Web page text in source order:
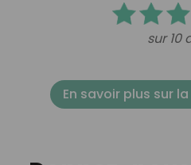
sur 10
En savoir plus sur